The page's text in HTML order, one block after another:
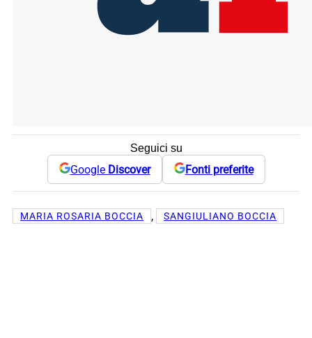
Seguici su
Google Discover Fonti preferite
MARIA ROSARIA BOCCIA , SANGIULIANO BOCCIA